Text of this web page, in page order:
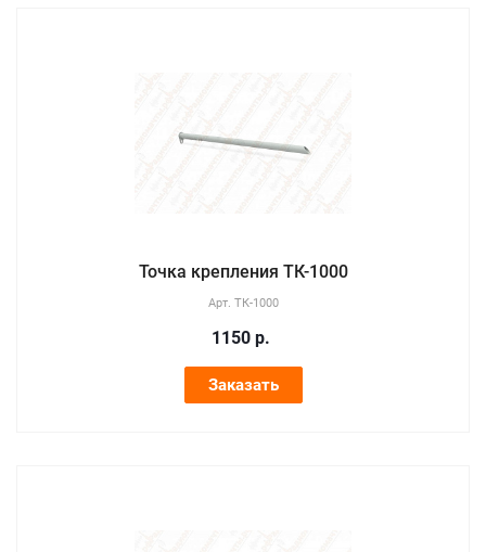
Точка крепления ТК-1000
Арт. ТК-1000
1150 р.
Заказать